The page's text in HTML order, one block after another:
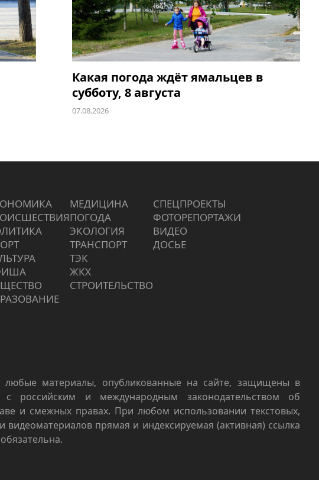
Какая погода ждёт ямальцев в
субботу, 8 августа
07.08.2026
МЕДИЦИНА
ПОГОДА
ЭКОЛОГИЯ
ТРАНСПОРТ
ТЭК
ЖКХ
СТРОИТЕЛЬСТВО
СПЕЦПРОЕКТЫ
ФОТОРЕПОРТАЖИ
ВИДЕО
ДОСЬЕ
любые материалы, опубликованные на сайте, защищены в
с российским и международным законодательством об
и смежных правах. При любом использовании текстовых,
видеоматериалов прямая и индексируемая (активная) ссылка